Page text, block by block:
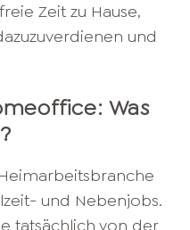
Zeit zu Hause,
und
Was
und Nebenjobs.
tatsächlich von der